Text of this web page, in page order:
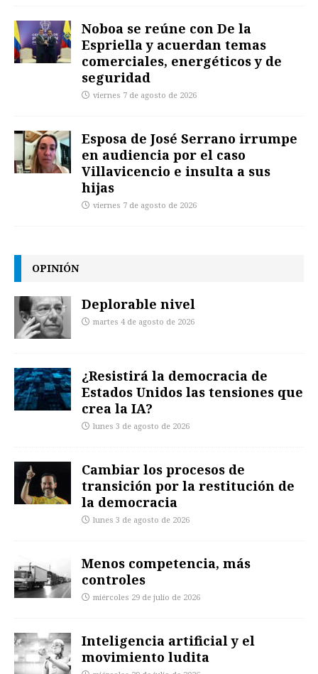
Noboa se reúne con De la
Espriella y acuerdan temas
comerciales, energéticos y de
seguridad
viernes 7 de agosto de 2026
Esposa de José Serrano irrumpe
en audiencia por el caso
Villavicencio e insulta a sus
hijas
viernes 7 de agosto de 2026
OPINIÓN
Deplorable nivel
martes 4 de agosto de 2026
¿Resistirá la democracia de
Estados Unidos las tensiones que
crea la IA?
lunes 3 de agosto de 2026
Cambiar los procesos de
transición por la restitución de
la democracia
lunes 3 de agosto de 2026
Menos competencia, más
controles
miércoles 29 de julio de 2026
Inteligencia artificial y el
movimiento ludita